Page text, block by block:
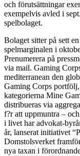
och förutsättningar
exempelvis avled i
spelbolaget.
Bolaget sitter på sett
spelmarginalen i
Prenumerera på
via mail. Gaming
mediterranean den
Gaming Corps portfölj,
kategorierna Mine
distribueras via
f?r att uppmuntra –
i livet har advokat-
år, lanserat initiativet
Domstolsverket
nya taxan i